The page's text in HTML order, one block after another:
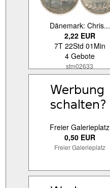
Dänemark: Chris...
2,22 EUR
7T 22Std 01Min
4 Gebote
stm02633
Freier Galerieplatz
0,50 EUR
Freier Galerieplatz